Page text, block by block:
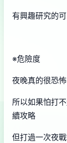
有興趣研究的
※危險度
夜晚真的很恐怖
所以如果怕打
續攻略
但打過一次夜